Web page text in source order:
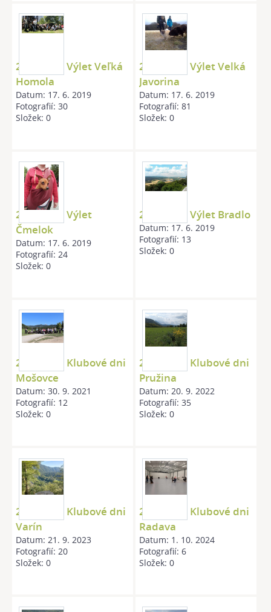
20110507 Výlet Veľká
Homola
Datum: 17. 6. 2019
Fotografií:30
Složek:0
20111210 Výlet Velká
Javorina
Datum: 17. 6. 2019
Fotografií:81
Složek:0
20120602 Výlet
Čmelok
Datum: 17. 6. 2019
Fotografií:24
Složek:0
20130720 Výlet Bradlo
Datum: 17. 6. 2019
Fotografií: 13
Složek:0
20210911 Klubové dni
Mošovce
Datum:30. 9. 2021
Fotografií: 12
Složek:0
20220910 Klubové dni
Pružina
Datum:20. 9. 2022
Fotografií:35
Složek:0
20230909 Klubové dni
Varín
Datum: 21. 9. 2023
Fotografií: 20
Složek:0
20240914 Klubové dni
Radava
Datum: 1. 10. 2024
Fotografií:6
Složek:0